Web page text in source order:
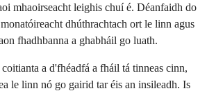
mhaoirseacht leighis chuí é. Déanfaidh do
dhúthrachtach ort le linn agus
fhadhbanna a ghabháil go luath.
a d'fhéadfá a fháil tá tinneas cinn,
le linn nó go gairid tar éis an insileadh. Is